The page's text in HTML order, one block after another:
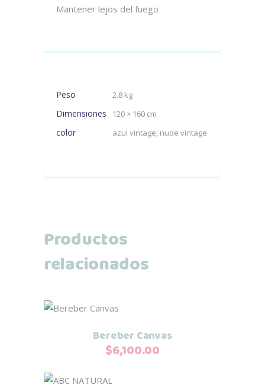
Mantener lejos del fuego
Peso 2.8 kg
Dimensiones 120 × 160 cm
color azul vintage, nude vintage
Productos
relacionados
Bereber Canvas
$6,100.00